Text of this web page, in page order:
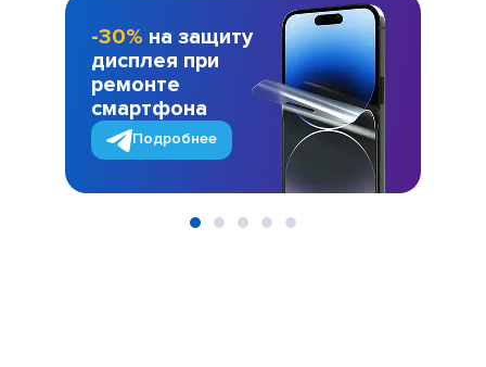
-30% на защиту
дисплея при
ремонте
смартфона
Подробнее